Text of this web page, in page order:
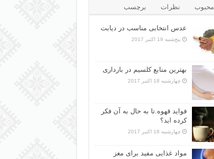
محبوب نظرات برچسب
عدس انتخابی مناسب در دیابت
پنج‌شنبه 19 اکتبر 2017
بهترین منابع کلسیم در بارداری
چهارشنبه 18 اکتبر 2017
فواید قهوه.تا به حال به آن فکر
کرده اید؟
چهارشنبه 18 اکتبر 2017
مواد غذایی مفید برای مغز